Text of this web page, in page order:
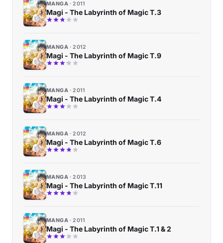
MANGA 2011
Magi - The Labyrinth of Magic T.3
MANGA 2012
Magi - The Labyrinth of Magic T.9
MANGA 2011
Magi - The Labyrinth of Magic T.4
MANGA 2012
Magi - The Labyrinth of Magic T.6
MANGA 2013
Magi - The Labyrinth of Magic T.11
MANGA 2011
Magi - The Labyrinth of Magic T.1 & 2